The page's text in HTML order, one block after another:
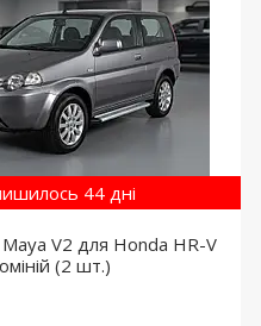
44 дні
Maya V2 для Honda HR-V
(2 шт.)